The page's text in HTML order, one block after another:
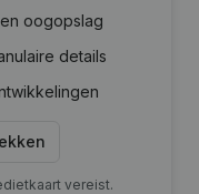
oogopslag
details
vereist.